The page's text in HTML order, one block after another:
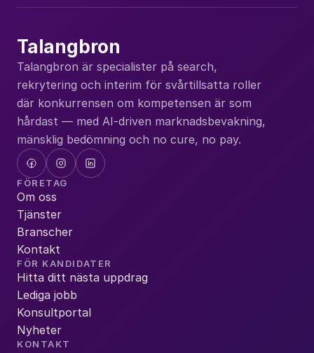
Talangbron
Talangbron är specialister på search,
rekrytering och interim för svårtillsatta roller
där konkurrensen om kompetensen är som
hårdast — med AI-driven marknadsbevakning,
mänsklig bedömning och no cure, no pay.
FÖRETAG
Om oss
Tjänster
Branscher
Kontakt
FÖR KANDIDATER
Hitta ditt nästa uppdrag
Lediga jobb
Konsultportal
Nyheter
KONTAKT